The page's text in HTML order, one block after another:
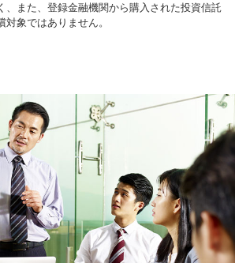
、また、登録金融機関から購入された投資信託
象ではありません。